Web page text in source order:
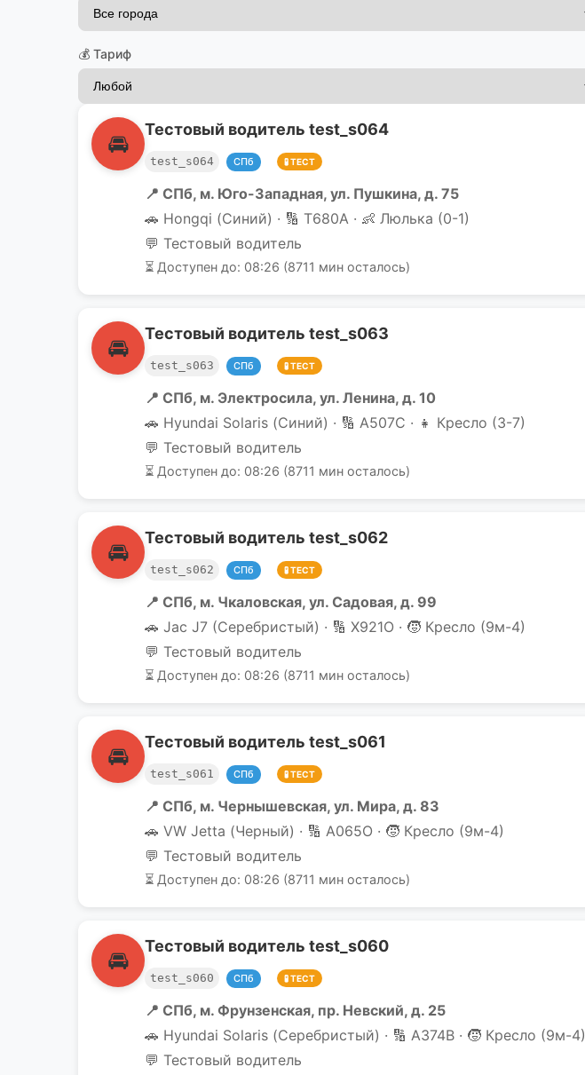
💰 Тариф
🚘 Тестовый водитель test_s064
test_s064 СПб 🧪 ТЕСТ
📍 СПб, м. Юго-Западная, ул. Пушкина, д. 75
🚗 Hongqi (Синий) · 🔢 Т680А · 👶 Люлька (0-1)
💬 Тестовый водитель
⏳ Доступен до: 08:26 (8711 мин осталось)
🚘 Тестовый водитель test_s063
test_s063 СПб 🧪 ТЕСТ
📍 СПб, м. Электросила, ул. Ленина, д. 10
🚗 Hyundai Solaris (Синий) · 🔢 А507С · 👧 Кресло (3-7)
💬 Тестовый водитель
⏳ Доступен до: 08:26 (8711 мин осталось)
🚘 Тестовый водитель test_s062
test_s062 СПб 🧪 ТЕСТ
📍 СПб, м. Чкаловская, ул. Садовая, д. 99
🚗 Jac J7 (Серебристый) · 🔢 Х921О · 🧒 Кресло (9м-4)
💬 Тестовый водитель
⏳ Доступен до: 08:26 (8711 мин осталось)
🚘 Тестовый водитель test_s061
test_s061 СПб 🧪 ТЕСТ
📍 СПб, м. Чернышевская, ул. Мира, д. 83
🚗 VW Jetta (Черный) · 🔢 А065О · 🧒 Кресло (9м-4)
💬 Тестовый водитель
⏳ Доступен до: 08:26 (8711 мин осталось)
🚘 Тестовый водитель test_s060
test_s060 СПб 🧪 ТЕСТ
📍 СПб, м. Фрунзенская, пр. Невский, д. 25
🚗 Hyundai Solaris (Серебристый) · 🔢 А374В · 🧒 Кресло (9м-4)
💬 Тестовый водитель